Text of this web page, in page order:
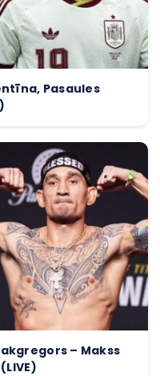
Pasaules
– Makss